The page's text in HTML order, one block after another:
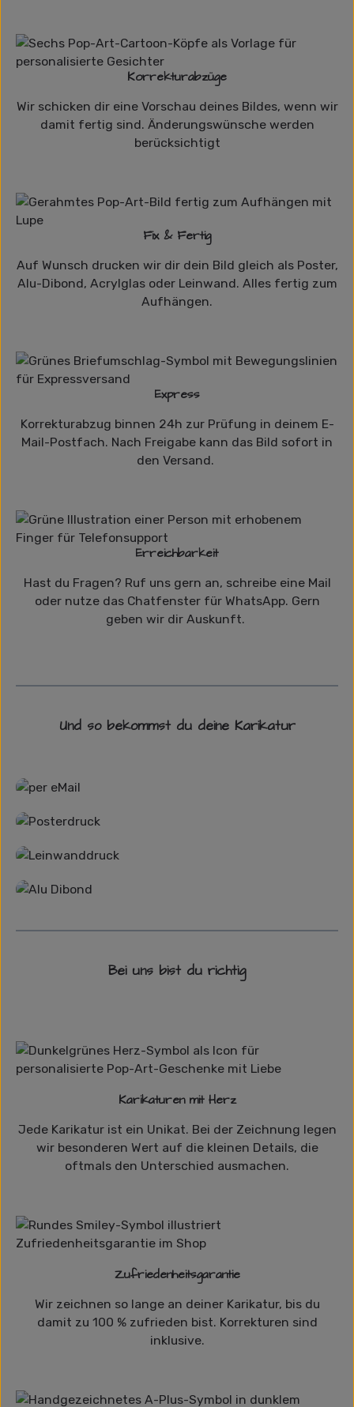
Korrekturabzüge
Wir schicken dir eine Vorschau deines Bildes, wenn wir
damit fertig sind. Änderungswünsche werden
berücksichtigt
Fix & Fertig
Auf Wunsch drucken wir dir dein Bild gleich als Poster,
Alu-Dibond, Acrylglas oder Leinwand. Alles fertig zum
Aufhängen.
Express
Korrekturabzug binnen 24h zur Prüfung in deinem E-
Mail-Postfach. Nach Freigabe kann das Bild sofort in
den Versand.
Erreichbarkeit
Hast du Fragen? Ruf uns gern an, schreibe eine Mail
oder nutze das Chatfenster für WhatsApp. Gern
geben wir dir Auskunft.
Und so bekommst du deine Karikatur
Bei uns bist du richtig
Karikaturen mit Herz
Jede Karikatur ist ein Unikat. Bei der Zeichnung legen
wir besonderen Wert auf die kleinen Details, die
oftmals den Unterschied ausmachen.
Zufriedenheitsgarantie
Wir zeichnen so lange an deiner Karikatur, bis du
damit zu 100 % zufrieden bist. Korrekturen sind
inklusive.